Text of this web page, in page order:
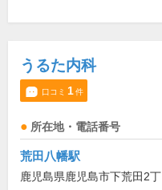
うるた内科
口コミ 1件
所在地・電話番号
荒田八幡駅
鹿児島県鹿児島市下荒田2